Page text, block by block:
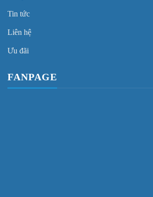
Tin tức
Liên hệ
Ưu đãi
FANPAGE